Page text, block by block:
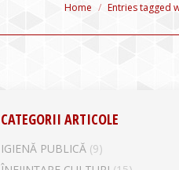
You are here:
Home Entries tagged
CATEGORII ARTICOLE
IGIENĂ PUBLICĂ (9)